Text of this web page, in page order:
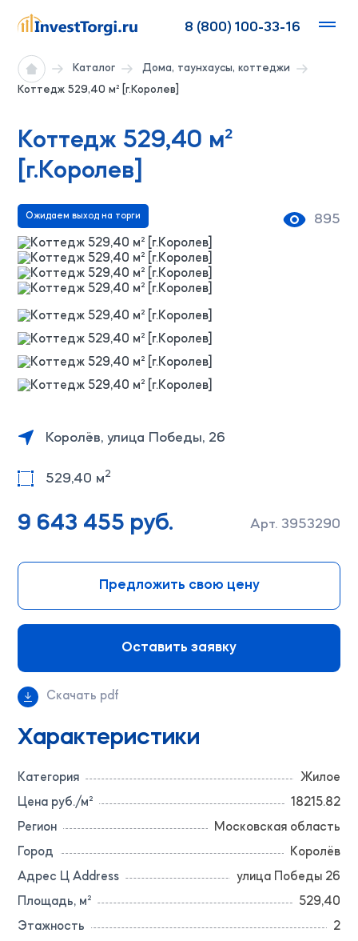
8 (800) 100-33-16
Каталог
Дома, таунхаусы, коттеджи
Коттедж 529,40 м² [г.Королев]
Коттедж 529,40 м²
[г.Королев]
Ожидаем выход на торги 895
Королёв, улица Победы, 26
529,40 м2
9 643 455 руб. Арт. 3953290
Предложить свою цену
Оставить заявку
Скачать pdf
Характеристики
Категория
Жилое
Цена руб./м²
18215.82
Регион
Московская область
Город
Королёв
Адрес Ц Address
улица Победы 26
Площадь, м²
529,40
Этажность
2